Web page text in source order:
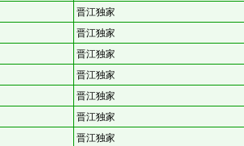
晋江独家
晋江独家
晋江独家
晋江独家
晋江独家
晋江独家
晋江独家